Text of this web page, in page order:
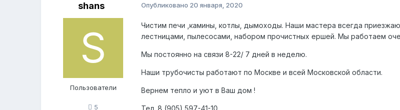
shans
Пользователи
5
Опубликовано 20 января, 2020
Чистим печи ,камины, котлы, дымоходы. Наши мастера всегда
лестницами, пылесосами, набором прочистных ершей. Мы работаем
Мы постоянно на связи 8-22/ 7 дней в неделю.
Наши трубочисты работают по Москве и всей Московской области.
Вернем тепло и уют в Ваш дом !